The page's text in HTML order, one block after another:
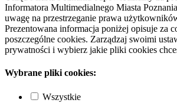
Informatora Multimedialnego Miasta
uwagę na przestrzeganie prawa
Prezentowana informacja poniżej opisuje za
poszczególne cookies. Zarządzaj swoimi
prywatności i wybierz jakie pliki cookies
Wybrane pliki cookies:
Wszystkie